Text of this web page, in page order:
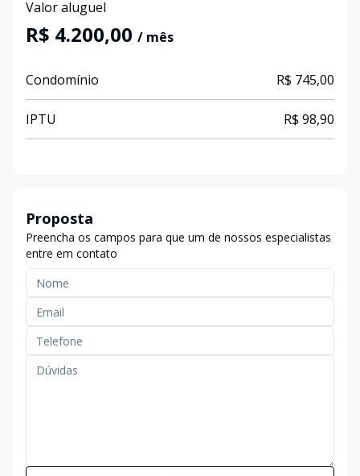
Valor aluguel
R$ 4.200,00 / mês
Condomínio R$ 745,00
IPTU R$ 98,90
Proposta
Preencha os campos para que um de nossos especialistas
entre em contato